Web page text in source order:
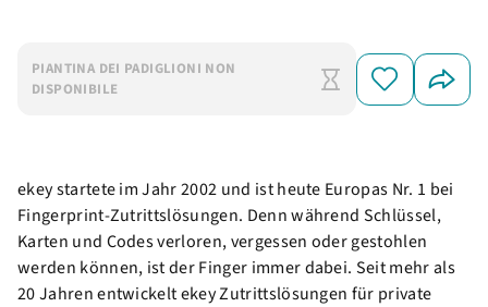
PIANTINA DEI PADIGLIONI NON
DISPONIBILE
ekey startete im Jahr 2002 und ist heute Europas Nr. 1 bei
Fingerprint-Zutrittslösungen. Denn während Schlüssel,
Karten und Codes verloren, vergessen oder gestohlen
werden können, ist der Finger immer dabei. Seit mehr als
20 Jahren entwickelt ekey Zutrittslösungen für private